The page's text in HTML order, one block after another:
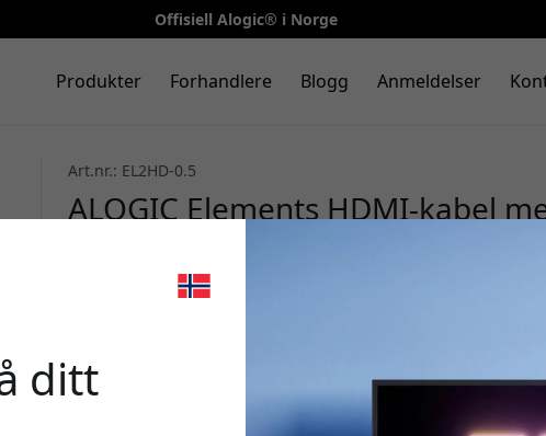
Offisiell Alogic® i Norge
Produkter Forhandlere Blogg Anmeldelser
Art.nr.: EL2HD-0.5
ALOGIC Elements HDMI-kabel
Gbps, Premium High Speed,
korte tilkoblinger - Svart
ditt